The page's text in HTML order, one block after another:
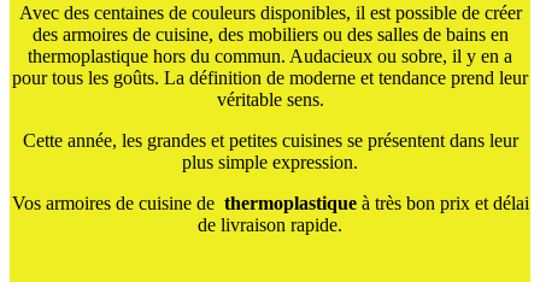
Avec des centaines de couleurs disponibles, il est possible de créer
des armoires de cuisine, des mobiliers ou des salles de bains en
thermoplastique hors du commun. Audacieux ou sobre, il y en a
pour tous les goûts. La définition de moderne et tendance prend leur
véritable sens.
Cette année, les grandes et petites cuisines se présentent dans leur
plus simple expression.
Vos armoires de cuisine de thermoplastiqueà très bon prix et délai
de livraison rapide.